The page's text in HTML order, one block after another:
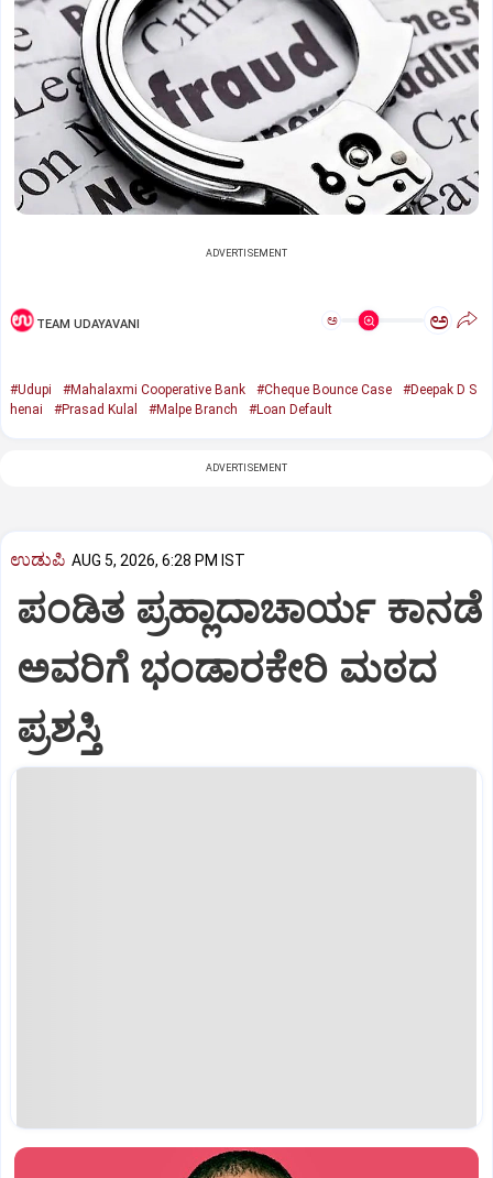
ADVERTISEMENT
TEAM UDAYAVANI ಅ ಅ
#Udupi #Mahalaxmi Cooperative Bank #Cheque Bounce Case
#Deepak D S
henai
#Prasad Kulal #Malpe Branch #Loan Default
ADVERTISEMENT
ಉಡುಪಿ AUG 5, 2026, 6:28 PM IST
ಪಂಡಿತ ಪ್ರಹ್ಲಾದಾಚಾರ್ಯ ಕಾನಡೆ
ಅವರಿಗೆ ಭಂಡಾರಕೇರಿ ಮಠದ
ಪ್ರಶಸ್ತಿ